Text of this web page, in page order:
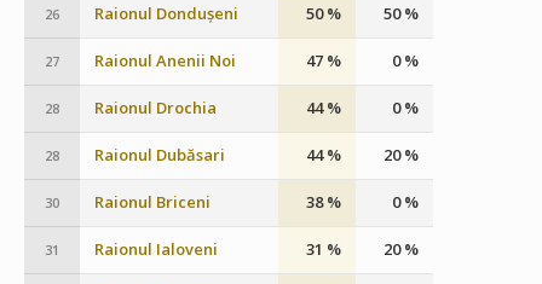
26 Raionul Dondușeni 50 % 50 %
27 Raionul Anenii Noi 47 % 0 %
28 Raionul Drochia 44 % 0 %
28 Raionul Dubăsari 44 % 20 %
30 Raionul Briceni 38 % 0 %
31 Raionul Ialoveni 31 % 20 %